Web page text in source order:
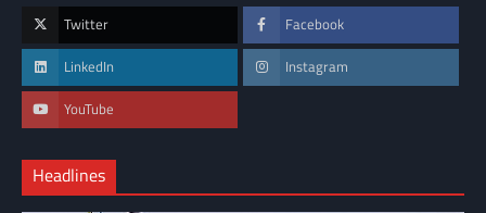
Twitter Facebook
LinkedIn Instagram
YouTube
Headlines